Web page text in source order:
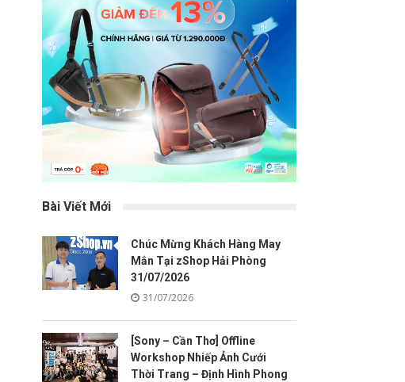
Bài Viết Mới
Chúc Mừng Khách Hàng May
Mắn Tại zShop Hải Phòng
31/07/2026
31/07/2026
[Sony – Cần Thơ] Offline
Workshop Nhiếp Ảnh Cưới
Thời Trang – Định Hình Phong